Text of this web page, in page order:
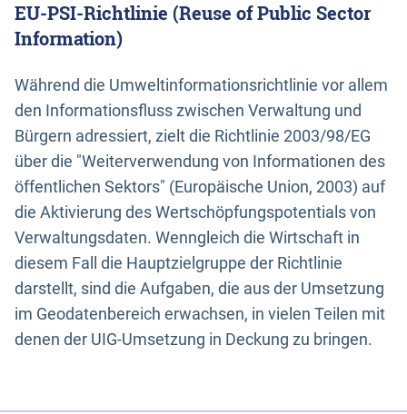
EU-PSI-Richtlinie (Reuse of Public Sector
Information)
Während die Umweltinformationsrichtlinie vor allem
den Informationsfluss zwischen Verwaltung und
Bürgern adressiert, zielt die Richtlinie 2003/98/EG
über die "Weiterverwendung von Informationen des
öffentlichen Sektors" (Europäische Union, 2003) auf
die Aktivierung des Wertschöpfungspotentials von
Verwaltungsdaten. Wenngleich die Wirtschaft in
diesem Fall die Hauptzielgruppe der Richtlinie
darstellt, sind die Aufgaben, die aus der Umsetzung
im Geodatenbereich erwachsen, in vielen Teilen mit
denen der UIG-Umsetzung in Deckung zu bringen.